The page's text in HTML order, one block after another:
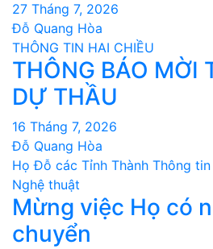
27 Tháng 7, 2026
Đỗ Quang Hòa
THÔNG TIN HAI CHIỀU
THÔNG BÁO MỜI
DỰ THẦU
16 Tháng 7, 2026
Đỗ Quang Hòa
Họ Đỗ các Tỉnh Thành Thông
Nghệ thuật
Mừng việc Họ có
chuyển